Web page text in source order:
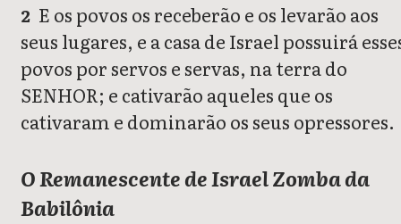
2 E os povos os receberão e os levarão aos
seus lugares, e a casa de Israel possuirá
povos por servos e servas, na terra do
SENHOR; e cativarão aqueles que os
cativaram e dominarão os seus opressores.
O Remanescente de Israel Zomba da
Babilônia